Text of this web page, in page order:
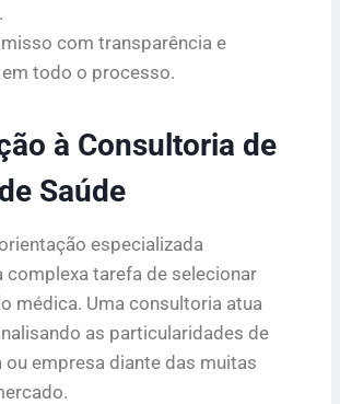
com transparência e
todo o processo.
à Consultoria de
Saúde
especializada
complexa tarefa de selecionar
médica. Uma consultoria atua
as particularidades de
ou empresa diante das muitas